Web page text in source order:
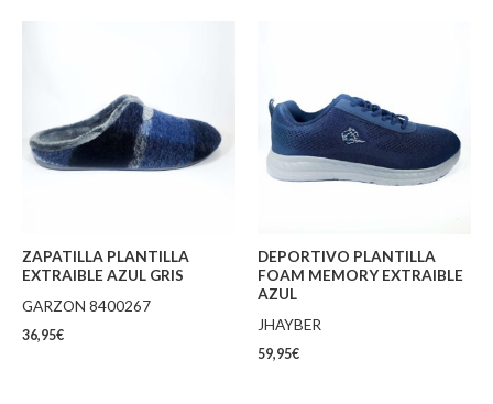
ZAPATILLA PLANTILLA
EXTRAIBLE AZUL GRIS
GARZON 8400267
36,95€
DEPORTIVO PLANTILLA
FOAM MEMORY EXTRAIBLE
AZUL
JHAYBER
59,95€